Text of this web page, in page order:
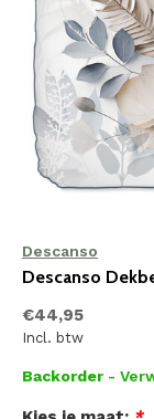
Descanso
Descanso
€44,95
Incl. btw
Backorder -